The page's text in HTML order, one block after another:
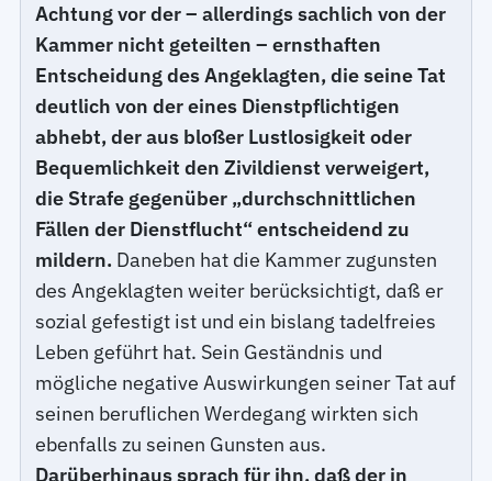
Achtung vor der – allerdings sachlich von der
Kammer nicht geteilten – ernsthaften
Entscheidung des Angeklagten, die seine Tat
deutlich von der eines Dienstpflichtigen
abhebt, der aus bloßer Lustlosigkeit oder
Bequemlichkeit den Zivildienst verweigert,
die Strafe gegenüber „durchschnittlichen
Fällen der Dienstflucht“ entscheidend zu
mildern. Daneben hat die Kammer zugunsten
des Angeklagten weiter berücksichtigt, daß er
sozial gefestigt ist und ein bislang tadelfreies
Leben geführt hat. Sein Geständnis und
mögliche negative Auswirkungen seiner Tat auf
seinen beruflichen Werdegang wirkten sich
ebenfalls zu seinen Gunsten aus.
Darüberhinaus sprach für ihn, daß der in